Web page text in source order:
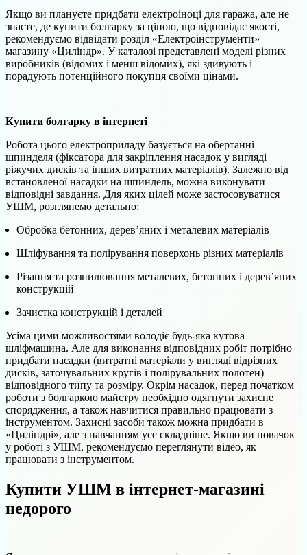
Якщо ви плануєте придбати електроіноці для гаража, але не
знаєте, де купити болгарку за ціною, що відповідає якості,
рекомендуємо відвідати розділ «Електроінструменти»
магазину «Циліндр». У каталозі представлені моделі різних
виробників (відомих і менш відомих), які здивують і
порадують потенційного покупця своїми цінами.
Купити болгарку в інтернеті
Робота цього електроприладу базується на обертанні
шпинделя (фіксатора для закріплення насадок у вигляді
ріжучих дисків та інших витратних матеріалів). Залежно від
встановленої насадки на шпиндель, можна виконувати
відповідні завдання. Для яких цілей може застосовуватися
УШМ, розглянемо детально:
Обробка бетонних, дерев’яних і металевих матеріалів
Шліфування та полірування поверхонь різних матеріалів
Різання та розпилювання металевих, бетонних і дерев’яних
конструкцій
Зачистка конструкцій і деталей
Усіма цими можливостями володіє будь-яка кутова
шліфмашина. Але для виконання відповідних робіт потрібно
придбати насадки (витратні матеріали у вигляді відрізних
дисків, заточувальних кругів і полірувальних полотен)
відповідного типу та розміру. Окрім насадок, перед початком
роботи з болгаркою майстру необхідно одягнути захисне
спорядження, а також навчитися правильно працювати з
інструментом. Захисні засоби також можна придбати в
«Циліндрі», але з навчанням усе складніше. Якщо ви новачок
у роботі з УШМ, рекомендуємо переглянути відео, як
працювати з інструментом.
Купити УШМ в інтернет-магазині
недорого